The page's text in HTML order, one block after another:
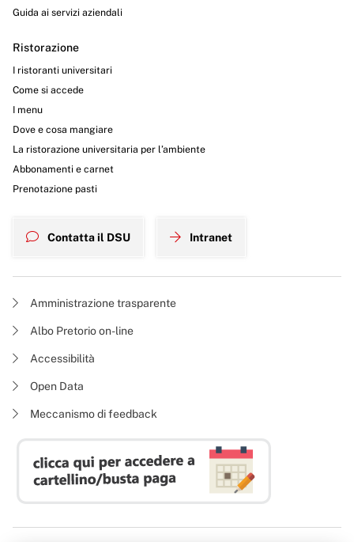
Guida ai servizi aziendali
Ristorazione
I ristoranti universitari
Come si accede
I menu
Dove e cosa mangiare
La ristorazione universitaria per l’ambiente
Abbonamenti e carnet
Prenotazione pasti
Contatta il DSU Intranet
Amministrazione trasparente
Albo Pretorio on-line
Accessibilità
Open Data
Meccanismo di feedback